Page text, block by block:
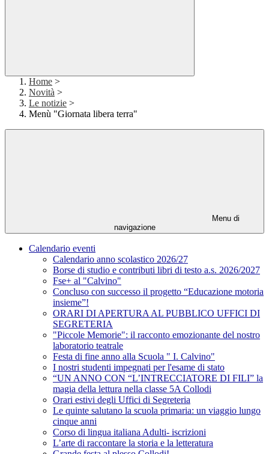
Home >
Novità >
Le notizie >
Menù "Giornata libera terra"
Menu di
navigazione
Calendario eventi
Calendario anno scolastico 2026/27
Borse di studio e contributi libri di testo a.s. 2026/2027
Fse+ al "Calvino"
Concluso con successo il progetto “Educazione motoria
insieme”!
ORARI DI APERTURA AL PUBBLICO UFFICI DI
SEGRETERIA
"Piccole Memorie": il racconto emozionante del nostro
laboratorio teatrale
Festa di fine anno alla Scuola " I. Calvino"
I nostri studenti impegnati per l'esame di stato
“UN ANNO CON “L’INTRECCIATORE DI FILI” la
magia della lettura nella classe 5A Collodi
Orari estivi degli Uffici di Segreteria
Le quinte salutano la scuola primaria: un viaggio lungo
cinque anni
Corso di lingua italiana Adulti- iscrizioni
L’arte di raccontare la storia e la letteratura